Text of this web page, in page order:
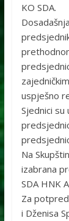
KO SDA.
uspješno
Sjednici
Na
izabrana
SDA HNK
Za
i Dženisa